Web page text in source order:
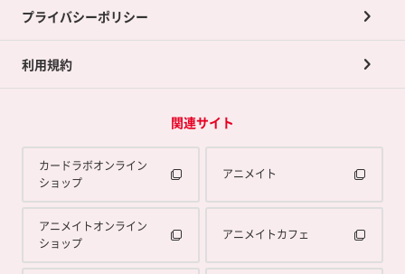
プライバシーポリシー
利用規約
関連サイト
カードラボオンライン
ショップ
アニメイト
アニメイトオンライン
ショップ
アニメイトカフェ